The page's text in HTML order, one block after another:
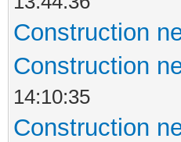
Construction
Construction
14:10:35
Construction